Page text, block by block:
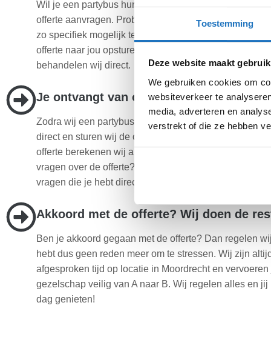
Toestemming
Deze website maakt
We gebruiken cookies om
websiteverkeer te
media, adverteren en
verstrekt of die ze hebben
Wil je een partybus huren in Moordrecht? Dan is de
offerte aanvragen. Probeer tijdens het invullen van
zo specifiek mogelijk te zijn. Op deze manier kunnen
offerte naar jou opsturen. Iedere aanvraag die
behandelen wij direct.
Je ontvangt van ons een scherpe prijs
Zodra wij een partybus aanvraag ontvangen
direct en sturen wij de offerte meteen op. Bij het maken
offerte berekenen wij altijd de scherpste prijs voor jou.
vragen over de offerte? Neem dan contact op en wij
vragen die je hebt direct beantwoorden.
Akkoord met de offerte? Wij doen de
Ben je akkoord gegaan met de offerte? Dan regelen
hebt dus geen reden meer om te stressen. Wij zijn
afgesproken tijd op locatie in Moordrecht en
gezelschap veilig van A naar B. Wij regelen alles en jij
dag genieten!